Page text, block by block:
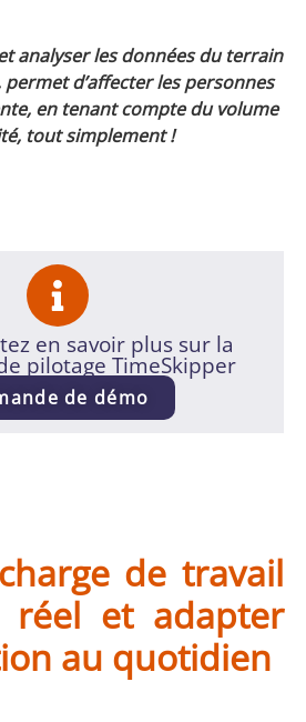
analyser les données du terrain
d’affecter les personnes
en tenant compte du volume
tout simplement !
en savoir plus sur la
pilotage TimeSkipper
de démo
de travail
réel et adapter
au quotidien